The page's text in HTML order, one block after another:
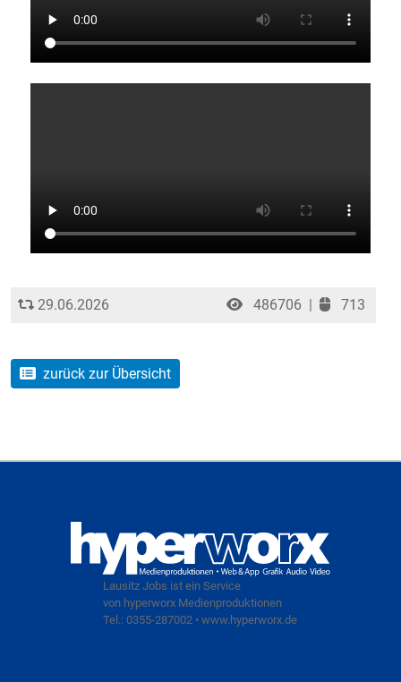
29.06.2026 486706 | 713
zurück zur Übersicht
Lausitz Jobs ist ein Service
von hyperworx Medienproduktionen
Tel.: 0355-287002 • www.hyperworx.de